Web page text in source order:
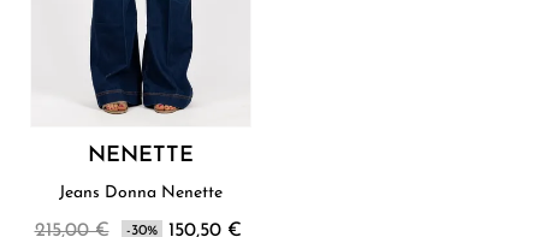
NENETTE
Jeans Donna Nenette
215,00 € -30% 150,50 €